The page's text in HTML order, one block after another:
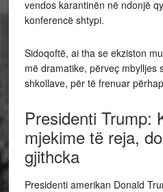
vendos karantinën në ndonjë
konferencë shtypi.
Sidoqoftë, ai tha se ekziston
më dramatike, përveç mbylljes
shkollave, për të frenuar
Presidenti Trump:
mjekime të reja,
gjithcka
Presidenti amerikan Donald